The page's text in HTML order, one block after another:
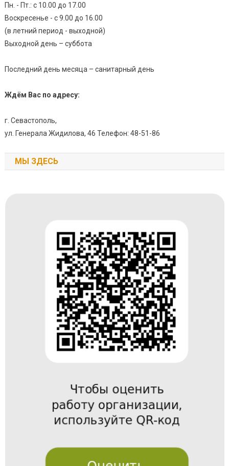
Пн. - Пт.: с 10.00 до 17.00
Воскресенье - с 9.00 до 16.00
(в летний период - выходной)
Выходной день – суббота
Последний день месяца – санитарный день
Ждём Вас по адресу:
г. Севастополь,
ул. Генерала Жидилова, 46 Телефон: 48-51-86
МЫ ЗДЕСЬ